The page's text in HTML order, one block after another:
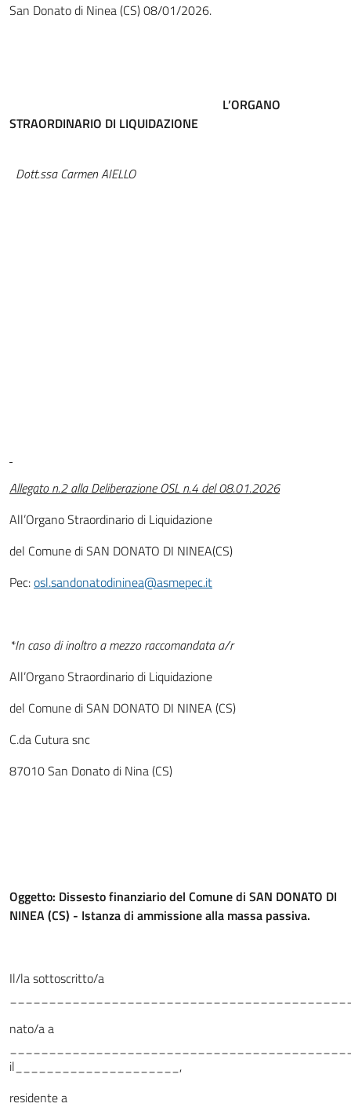
San Donato di Ninea (CS) 08/01/2026.
L’ORGANO
STRAORDINARIO DI LIQUIDAZIONE
Dott.ssa Carmen AIELLO
Allegato n.2 alla Deliberazione OSL n.4 del 08.01.2026
All’Organo Straordinario di Liquidazione
del Comune di SAN DONATO DI NINEA(CS)
Pec:osl.sandonatodininea@asmepec.it
*In caso di inoltro a mezzo raccomandata a/r
All’Organo Straordinario di Liquidazione
del Comune di SAN DONATO DI NINEA (CS)
C.da Cutura snc
87010 San Donato di Nina (CS)
Oggetto: Dissesto finanziario del Comune di SAN DONATO DI
NINEA (CS) - Istanza di ammissione alla massa passiva.
Il/la sottoscritto/a
nato/a a
il_____________________,
residente a